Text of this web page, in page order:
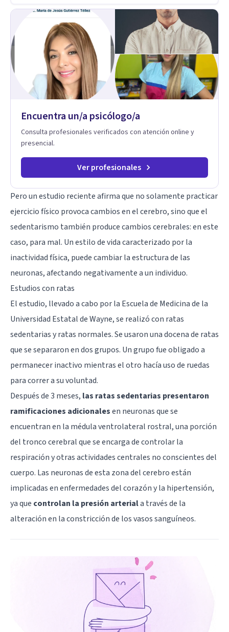
Encuentra un/a psicólogo/a
Consulta profesionales verificados con atención online y
presencial.
Ver profesionales
Pero un estudio reciente afirma que no solamente practicar
ejercicio físico provoca cambios en el cerebro, sino que el
sedentarismo también produce cambios cerebrales: en este
caso, para mal. Un estilo de vida caracterizado por la
inactividad física, puede cambiar la estructura de las
neuronas, afectando negativamente a un individuo.
Estudios con ratas
El estudio, llevado a cabo por la Escuela de Medicina de la
Universidad Estatal de Wayne, se realizó con ratas
sedentarias y ratas normales. Se usaron una docena de ratas
que se separaron en dos grupos. Un grupo fue obligado a
permanecer inactivo mientras el otro hacía uso de ruedas
para correr a su voluntad.
Después de 3 meses, las ratas sedentarias presentaron
ramificaciones adicionalesen neuronas que se
encuentran en la médula ventrolateral rostral, una porción
del tronco cerebral que se encarga de controlar la
respiración y otras actividades centrales no conscientes del
cuerpo. Las neuronas de esta zona del cerebro están
implicadas en enfermedades del corazón y la hipertensión,
ya que controlan la presión arteriala través de la
alteración en la constricción de los vasos sanguíneos.